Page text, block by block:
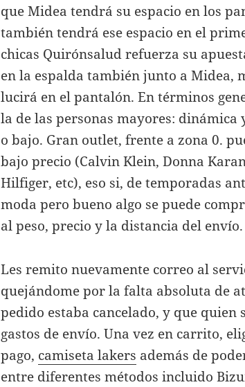
que Midea tendrá su espacio en los
también tendrá ese espacio en el
chicas Quirónsalud refuerza su
en la espalda también junto a Midea,
lucirá en el pantalón. En términos
la de las personas mayores:
o bajo. Gran outlet, frente a zona 0.
bajo precio (Calvin Klein, Donna
Hilfiger, etc), eso si, de temporadas
moda pero bueno algo se puede
al peso, precio y la distancia del envío.
Les remito nuevamente correo al
quejándome por la falta absoluta de
pedido estaba cancelado, y que quien
gastos de envío. Una vez en carrito,
pago, camiseta lakers además de
entre diferentes métodos incluido